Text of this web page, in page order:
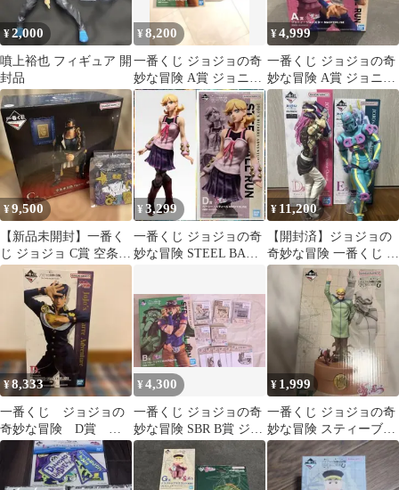
¥2,000
噴上裕也 フィギュア 開
封品
¥8,200
一番くじ ジョジョの奇
妙な冒険 A賞 ジョニィ
B賞 ジャイロセット 未
使用品
¥4,999
一番くじ ジョジョの奇
妙な冒険 A賞 ジョニ
ィ・ジョースター 下
位賞おまけ4点付
¥9,500
【新品未開封】一番く
じ ジョジョ C賞 空条承
太郎 フィギュア
¥ 3,299
一番くじ ジョジョの奇
妙な冒険 STEEL BALL
¥ 11,200
【開封済】ジョジョの
奇妙な冒険 一番くじ フ
ィギュア ナルシソ・A
¥8,333
一番くじ ジョジョの
奇妙な冒険 D賞 東
方仗助 MASTERLISE
¥4,300
一番くじ ジョジョの奇
妙な冒険 SBR B賞 ジャ
イロ・ツェペリ フィギ
¥ 1,999
一番くじ ジョジョの奇
妙な冒険 スティーブ
ン・スティール 小物入
れ